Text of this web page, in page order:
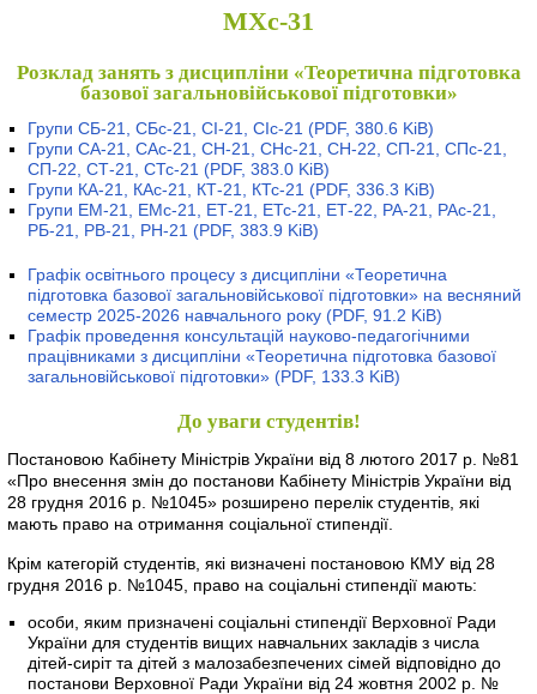
МХс-31
Розклад занять з дисципліни «Теоретична підготовка
базової загальновійськової підготовки»
Групи СБ-21, СБс-21, СІ-21, СІс-21 (PDF, 380.6 KiB)
Групи СА-21, САс-21, СН-21, СНс-21, СН-22, СП-21, СПс-21,
СП-22, СТ-21, СТс-21 (PDF, 383.0 KiB)
Групи КА-21, КАс-21, КТ-21, КТс-21 (PDF, 336.3 KiB)
Групи ЕМ-21, ЕМс-21, ЕТ-21, ЕТс-21, ЕТ-22, РА-21, РАс-21,
РБ-21, РВ-21, РН-21 (PDF, 383.9 KiB)
Графік освітнього процесу з дисципліни «Теоретична
підготовка базової загальновійськової підготовки» на весняний
семестр 2025-2026 навчального року (PDF, 91.2 KiB)
Графік проведення консультацій науково-педагогічними
працівниками з дисципліни «Теоретична підготовка базової
загальновійськової підготовки» (PDF, 133.3 KiB)
До уваги студентів!
Постановою Кабінету Міністрів України від 8 лютого 2017 р. №81
«Про внесення змін до постанови Кабінету Міністрів України від
28 грудня 2016 р. №1045» розширено перелік студентів, які
мають право на отримання соціальної стипендії.
Крім категорій студентів, які визначені постановою КМУ від 28
грудня 2016 р. №1045, право на соціальні стипендії мають:
особи, яким призначені соціальні стипендії Верховної Ради
України для студентів вищих навчальних закладів з числа
дітей-сиріт та дітей з малозабезпечених сімей відповідно до
постанови Верховної Ради України від 24 жовтня 2002 р. №